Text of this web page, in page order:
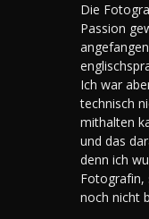
Die
Passion
Ich war
technisch
mithalten
und das
denn ich
Fotografin,
noch nicht